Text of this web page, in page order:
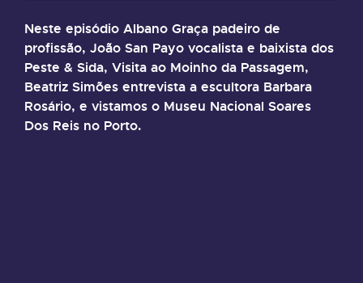
Neste episódio Albano Graça padeiro de
profissão, João San Payo vocalista e baixista dos
Peste & Sida, Visita ao Moinho da Passagem,
Beatriz Simões entrevista a escultora Barbara
Rosário, e vistamos o Museu Nacional Soares
Dos Reis no Porto.